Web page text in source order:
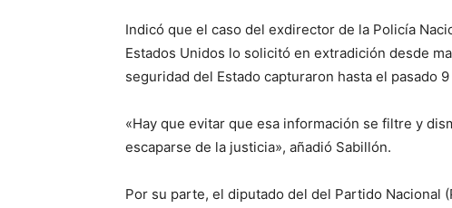
Indicó que el caso del exdirector de la Policía
Estados Unidos lo solicitó en extradición desde
seguridad del Estado capturaron hasta el pasado
«Hay que evitar que esa información se filtre y
escaparse de la justicia», añadió Sabillón.
Por su parte, el diputado del del Partido Nacional